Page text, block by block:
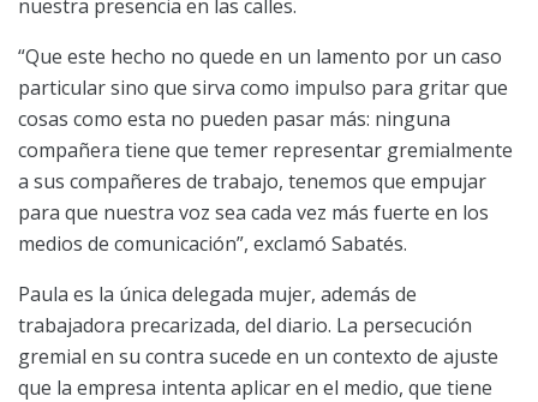
nuestra presencia en las calles.
“Que este hecho no quede en un lamento por un caso
particular sino que sirva como impulso para gritar que
cosas como esta no pueden pasar más: ninguna
compañera tiene que temer representar gremialmente
a sus compañeres de trabajo, tenemos que empujar
para que nuestra voz sea cada vez más fuerte en los
medios de comunicación”, exclamó Sabatés.
Paula es la única delegada mujer, además de
trabajadora precarizada, del diario. La persecución
gremial en su contra sucede en un contexto de ajuste
que la empresa intenta aplicar en el medio, que tiene